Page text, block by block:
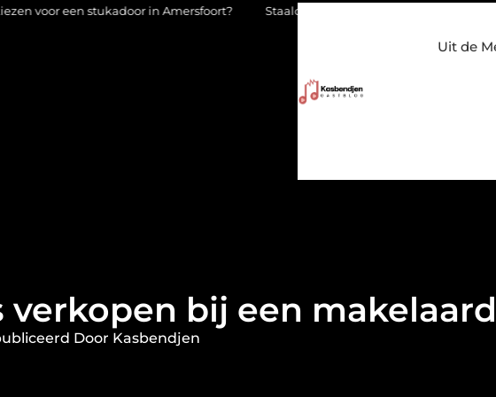
in Amersfoort? Staalconstructiebedrijf Molenschot: vakmanschap in
Uit de
verkopen bij een
Door Kasbendjen